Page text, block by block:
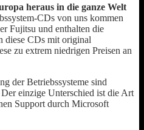
heraus in die ganze Welt
CDs von uns kommen
Fujitsu und enthalten die
diese CDs mit original
zu extrem niedrigen Preisen an
der Betriebssysteme sind
einzige Unterschied ist die Art
Support durch Microsoft